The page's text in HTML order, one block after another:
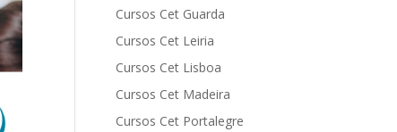
Cursos Cet Guarda
Cursos Cet Leiria
Cursos Cet Lisboa
Cursos Cet Madeira
Cursos Cet Portalegre